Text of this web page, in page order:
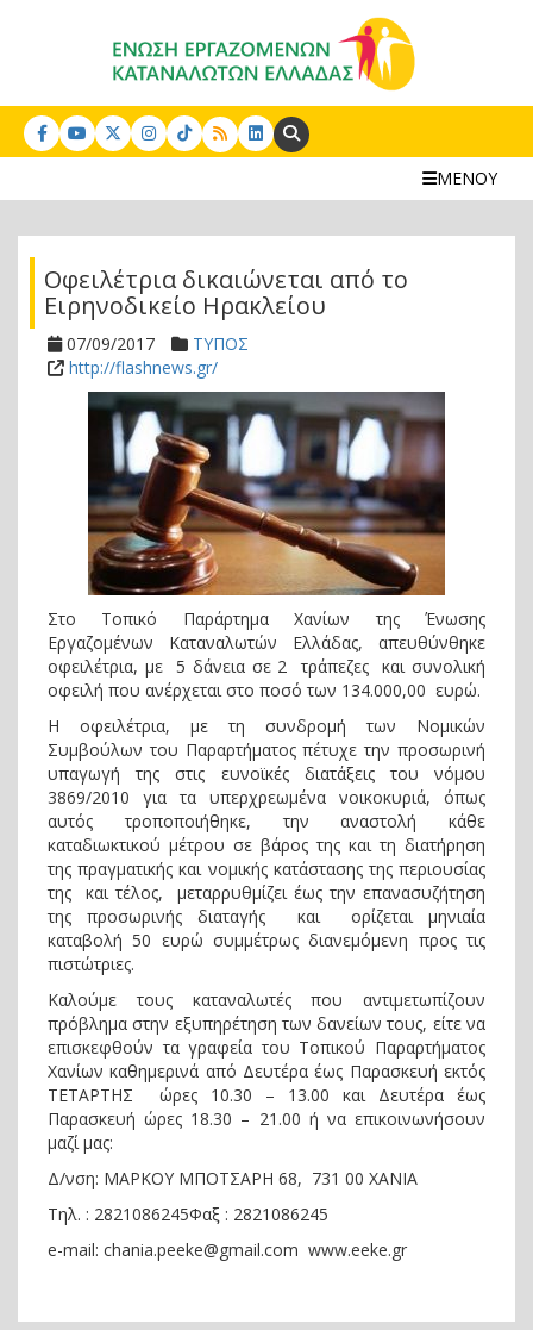
Search:
ΜΕΝΟΥ
Οφειλέτρια δικαιώνεται από το
Ειρηνοδικείο Ηρακλείου
07/09/2017
ΤΥΠΟΣ
http://flashnews.gr/
Στο Τοπικό Παράρτημα Χανίων της Ένωσης
Εργαζομένων Καταναλωτών Ελλάδας, απευθύνθηκε
οφειλέτρια, με 5 δάνεια σε 2 τράπεζες και συνολική
οφειλή που ανέρχεται στο ποσό των 134.000,00 ευρώ.
Η οφειλέτρια, με τη συνδρομή των Νομικών
Συμβούλων του Παραρτήματος πέτυχε την προσωρινή
υπαγωγή της στις ευνοϊκές διατάξεις του νόμου
3869/2010 για τα υπερχρεωμένα νοικοκυριά, όπως
αυτός τροποποιήθηκε, την αναστολή κάθε
καταδιωκτικού μέτρου σε βάρος της και τη διατήρηση
της πραγματικής και νομικής κατάστασης της περιουσίας
της και τέλος, μεταρρυθμίζει έως την επανασυζήτηση
της προσωρινής διαταγής και ορίζεται μηνιαία
καταβολή 50 ευρώ συμμέτρως διανεμόμενη προς τις
πιστώτριες.
Καλούμε τους καταναλωτές που αντιμετωπίζουν
πρόβλημα στην εξυπηρέτηση των δανείων τους, είτε να
επισκεφθούν τα γραφεία του Τοπικού Παραρτήματος
Χανίων καθημερινά από Δευτέρα έως Παρασκευή εκτός
ΤΕΤΑΡΤΗΣ ώρες 10.30 – 13.00 και Δευτέρα έως
Παρασκευή ώρες 18.30 – 21.00 ή να επικοινωνήσουν
μαζί μας:
Δ/νση: ΜΑΡΚΟΥ ΜΠΟΤΣΑΡΗ 68, 731 00 ΧΑΝΙΑ
Τηλ. : 2821086245Φαξ : 2821086245
e-mail: chania.peeke@gmail.com www.eeke.gr